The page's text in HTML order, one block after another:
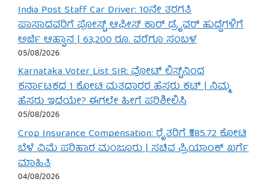
India Post Staff Car Driver: 10ನೇ ತರಗತಿ
ಪಾಸಾದವರಿಗೆ ಪೋಸ್ಟ್ ಆಫೀಸ್ ಕಾರ್ ಡ್ರೈವರ್ ಹುದ್ದೆಗಳಿಗೆ
ಅರ್ಜಿ ಆಹ್ವಾನ | 63,200 ರೂ. ವರೆಗೂ ಸಂಬಳ
05/08/2026
Karnataka Voter List SIR: ವೋಟ್ ಲಿಸ್ಟ್‌ನಿಂದ
ಕರ್ನಾಟಕದ 1 ಕೋಟಿ ಮತದಾರರ ಹೆಸರು ಕಟ್ | ನಿಮ್ಮ
ಹೆಸರು ಇದೆಯೇ? ಈಗಲೇ ಹೀಗೆ ಪರಿಶೀಲಿಸಿ
05/08/2026
Crop Insurance Compensation: ರೈತರಿಗೆ ₹585.72 ಕೋಟಿ
ಬೆಳೆ ವಿಮೆ ಪರಿಹಾರ ಮಂಜೂರು | ಸಚಿವ ಪ್ರಿಯಾಂಕ್ ಖರ್ಗೆ
ಮಾಹಿತಿ
04/08/2026